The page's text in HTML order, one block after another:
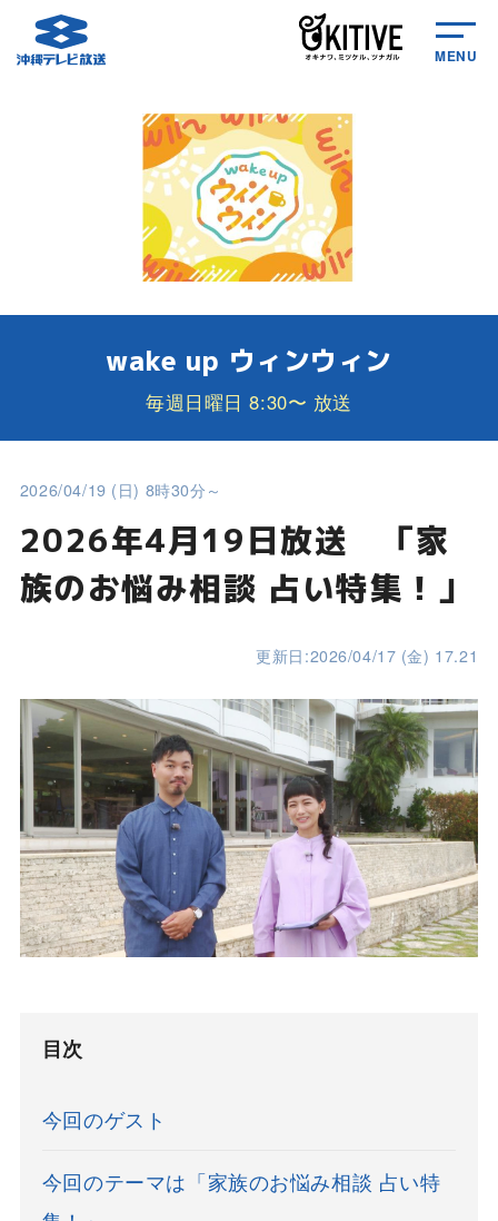
MENU
wake up ウィンウィン
毎週日曜日 8:30〜 放送
2026/04/19 (日) 8時30分～
2026年4月19日放送 「家
族のお悩み相談 占い特集！」
更新日:2026/04/17 (金) 17.21
目次
今回のゲスト
今回のテーマは「家族のお悩み相談 占い特